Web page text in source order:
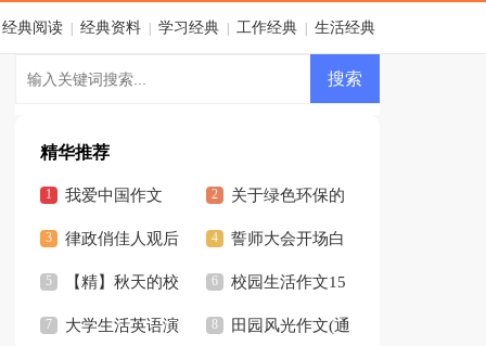
经典阅读 经典资料 学习经典 工作经典 生活经典
精华推荐
我爱中国作文 关于绿色环保的
作文
律政俏佳人观后
感2篇
誓师大会开场白
(12篇)
【精】秋天的校
园作文
校园生活作文15
篇
大学生活英语演 田园风光作文(通